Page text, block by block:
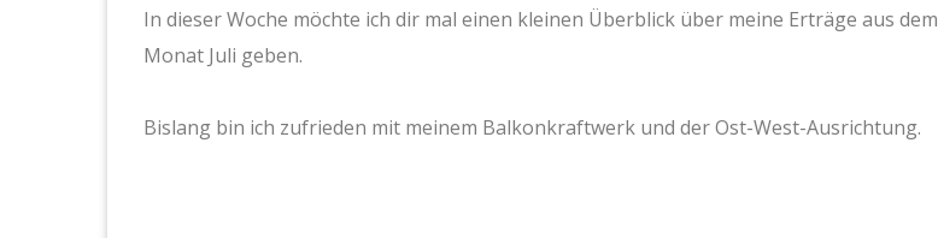
In dieser Woche möchte ich dir mal einen kleinen Überblick über meine Erträge aus dem
Monat Juli geben.
Bislang bin ich zufrieden mit meinem Balkonkraftwerk und der Ost-West-Ausrichtung.